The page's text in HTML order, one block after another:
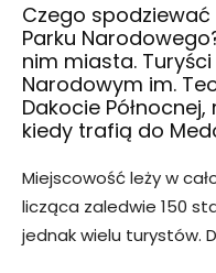
Czego
Parku
nim miasta.
Narodowym im.
Dakocie
kiedy trafią do
Miejscowość leży w
licząca zaledwie 150
jednak wielu turystów.